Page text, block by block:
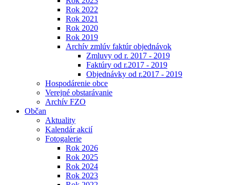
Rok 2022
Rok 2021
Rok 2020
Rok 2019
Archív zmlúv faktúr objednávok
Zmluvy od r. 2017 - 2019
Faktúry od r.2017 - 2019
Objednávky od r.2017 - 2019
Hospodárenie obce
Verejné obstarávanie
Archív FZO
Občan
Aktuality
Kalendár akcií
Fotogalerie
Rok 2026
Rok 2025
Rok 2024
Rok 2023